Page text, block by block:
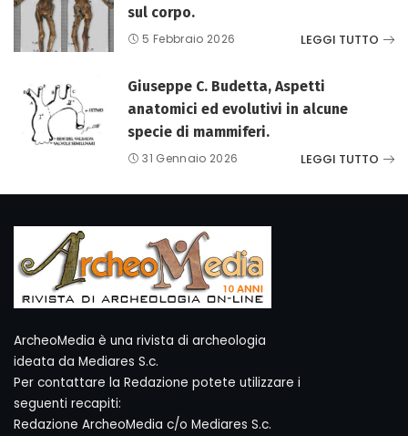
sul corpo.
5 Febbraio 2026 LEGGI TUTTO
Giuseppe C. Budetta, Aspetti
anatomici ed evolutivi in alcune
specie di mammiferi.
31 Gennaio 2026 LEGGI TUTTO
ArcheoMedia è una rivista di archeologia
ideata da Mediares S.c.
Per contattare la Redazione potete utilizzare i
seguenti recapiti:
Redazione ArcheoMedia c/o Mediares S.c.